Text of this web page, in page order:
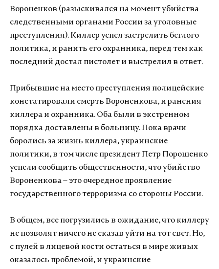
Вороненков (разыскивался на момент убийства
следственными органами России за уголовные
преступления). Киллер успел застрелить беглого
политика, и ранить его охранника, перед тем как
последний достал пистолет и выстрелил в ответ.
Прибывшие на место преступления полицейские
констатировали смерть Вороненкова, и ранения
киллера и охранника. Оба были в экстренном
порядка доставлены в больницу. Пока врачи
боролись за жизнь киллера, украинские
политики, в том числе президент Петр Порошенко
успели сообщить общественности, что убийство
Вороненкова – это очередное проявление
государственного терроризма со стороны России.
В общем, все погрузились в ожидание, что киллеру
не позволят ничего не сказав уйти на тот свет. Но,
с пулей в лицевой кости остаться в мире живых
оказалось проблемой, и украинские